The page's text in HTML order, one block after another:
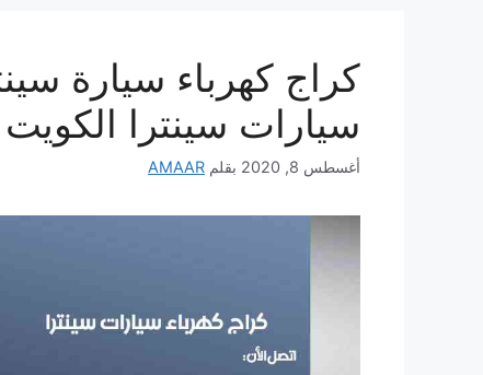
سيارات سينترا الكويت
أغسطس 8, 2020 بقلم AMAAR